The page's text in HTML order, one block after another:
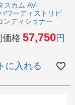
スカム AV-
ワーディストリビ
ンディショナー
価格 57,750
に入れる